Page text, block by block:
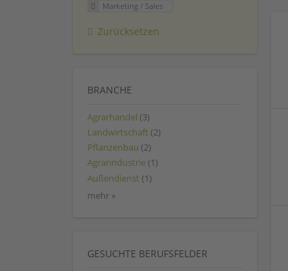
Marketing / Sales
Zurücksetzen
BRANCHE
Agrarhandel (3)
Landwirtschaft (2)
Pflanzenbau (2)
Agrarindustrie (1)
Außendienst (1)
mehr »
GESUCHTE BERUFSFELDER